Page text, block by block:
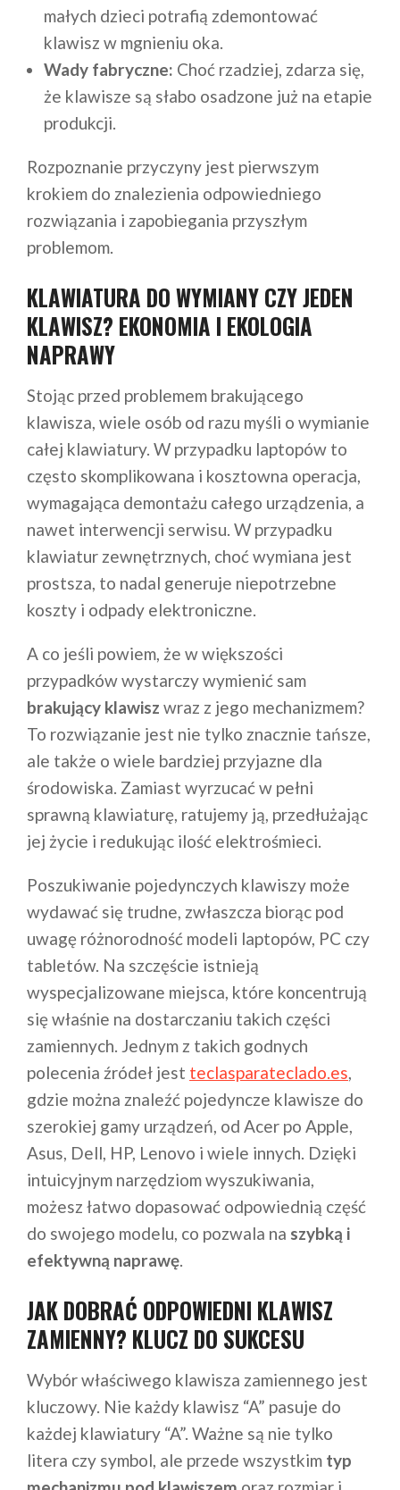
małych dzieci potrafią zdemontować
klawisz w mgnieniu oka.
Wady fabryczne: Choć rzadziej, zdarza się,
że klawisze są słabo osadzone już na etapie
produkcji.
Rozpoznanie przyczyny jest pierwszym
krokiem do znalezienia odpowiedniego
rozwiązania i zapobiegania przyszłym
problemom.
KLAWIATURA DO WYMIANY CZY JEDEN
KLAWISZ? EKONOMIA I EKOLOGIA
NAPRAWY
Stojąc przed problemem brakującego
klawisza, wiele osób od razu myśli o wymianie
całej klawiatury. W przypadku laptopów to
często skomplikowana i kosztowna operacja,
wymagająca demontażu całego urządzenia, a
nawet interwencji serwisu. W przypadku
klawiatur zewnętrznych, choć wymiana jest
prostsza, to nadal generuje niepotrzebne
koszty i odpady elektroniczne.
A co jeśli powiem, że w większości
przypadków wystarczy wymienić sam
brakujący klawisz wraz z jego mechanizmem?
To rozwiązanie jest nie tylko znacznie tańsze,
ale także o wiele bardziej przyjazne dla
środowiska. Zamiast wyrzucać w pełni
sprawną klawiaturę, ratujemy ją, przedłużając
jej życie i redukując ilość elektrośmieci.
Poszukiwanie pojedynczych klawiszy może
wydawać się trudne, zwłaszcza biorąc pod
uwagę różnorodność modeli laptopów, PC czy
tabletów. Na szczęście istnieją
wyspecjalizowane miejsca, które koncentrują
się właśnie na dostarczaniu takich części
zamiennych. Jednym z takich godnych
polecenia źródeł jest teclasparateclado.es,
gdzie można znaleźć pojedyncze klawisze do
szerokiej gamy urządzeń, od Acer po Apple,
Asus, Dell, HP, Lenovo i wiele innych. Dzięki
intuicyjnym narzędziom wyszukiwania,
możesz łatwo dopasować odpowiednią część
do swojego modelu, co pozwala na szybką i
efektywną naprawę.
JAK DOBRAĆ ODPOWIEDNI KLAWISZ
ZAMIENNY? KLUCZ DO SUKCESU
Wybór właściwego klawisza zamiennego jest
kluczowy. Nie każdy klawisz “A” pasuje do
każdej klawiatury “A”. Ważne są nie tylko
litera czy symbol, ale przede wszystkim typ